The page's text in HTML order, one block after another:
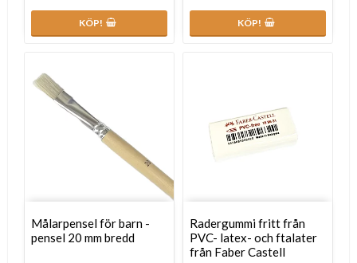
KÖP! KÖP!
Målarpensel för barn -
pensel 20 mm bredd
Radergummi fritt från
PVC- latex- och ftalater
från Faber Castell